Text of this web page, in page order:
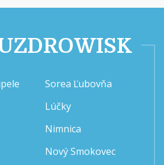
Sorea Ľubovňa
Lúčky
Nimnica
Nový Smokovec